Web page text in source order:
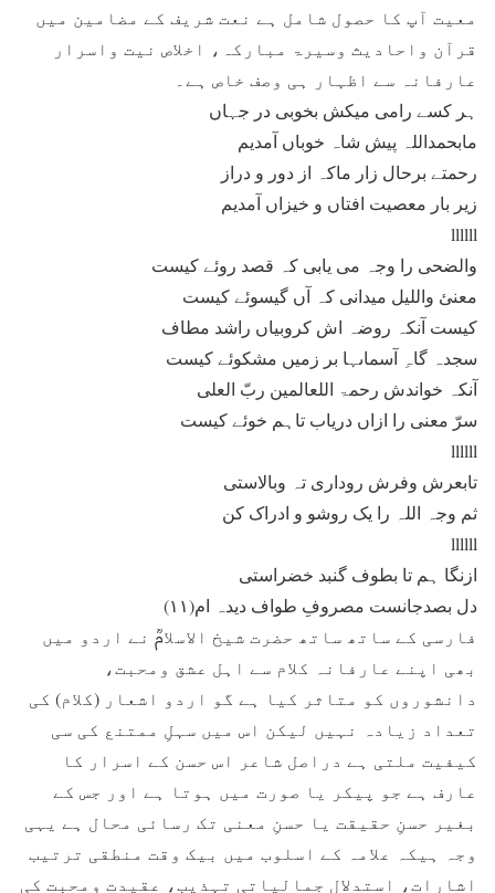
معیت آپ کا حصول شامل ہے نعت شریف کے مضامین میں
قرآن واحادیث وسیرۃ مبارکہ، اخلاص نیت واسرار
عارفانہ سے اظہار ہی وصف خاص ہے۔
ہر کسے رامی میکش بخوبی در جہاں
مابحمداللہ پیش شاہ خوباں آمدیم
رحمتے برحال زار ماکہ از دور و دراز
زیر بار معصیت افتاں و خیزاں آمدیم
llllll
والضحی را وجہ می یابی کہ قصد روئے کیست
معنیٔ واللیل میدانی کہ آں گیسوئے کیست
کیست آنکہ روضہ اش کروبیاں راشد مطاف
سجدہ گاہِ آسماںہا بر زمیں مشکوئے کیست
آنکہ خواندش رحمۃ اللعالمین ربّ العلی
سرّ معنی را ازاں دریاب تاہم خوئے کیست
llllll
تابعرش وفرش روداری تہ وبالاستی
ثم وجہ اللہ را یک روشو و ادراک کن
llllll
ازنگا ہم تا بطوف گنبد خضراستی
دل بصدجانست مصروفِ طواف دیدہ ام(۱۱)
فارسی کے ساتھ ساتھ حضرت شیخ الاسلامؒ نے اردو میں
بھی اپنے عارفانہ کلام سے اہل عشق ومحبت،
دانشوروں کو متاثر کیا ہے گو اردو اشعار (کلام) کی
تعداد زیادہ نہیں لیکن اس میں سہلِ ممتنع کی سی
کیفیت ملتی ہے دراصل شاعر اس حسن کے اسرار کا
عارف ہے جو پیکر یا صورت میں ہوتا ہے اور جس کے
بغیر حسنِ حقیقت یا حسنِ معنی تک رسائی محال ہے یہی
وجہ ہیکہ علامہ کے اسلوب میں بیک وقت منطقی ترتیب
اشارات، استدلال جمالیاتی تہذیب، عقیدت ومحبت کی